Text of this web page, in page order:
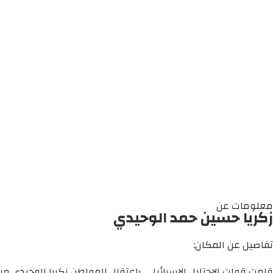
معلومات عن
زكريا حسين حمد الوحيدي
تفاصيل عن المكان: